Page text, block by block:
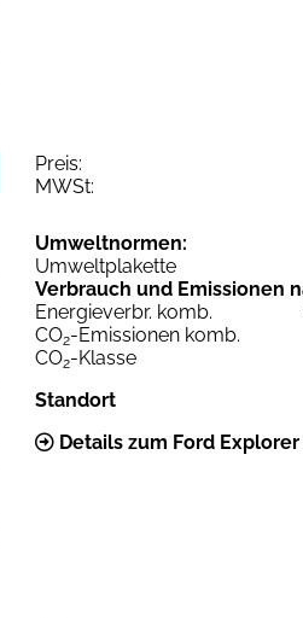
Preis:
MWSt:
Umweltnormen:
Umweltplakette
Verbrauch und Emissionen
Energieverbr. komb.
CO2-Emissionen komb.
CO2-Klasse
Standort
Details zum Ford